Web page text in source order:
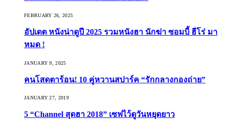
FEBRUARY 26, 2025
อัปเดต หนังน่าดูปี 2025 รวมหนังฮา นักฆ่า ซอมบี้ ฮีโร่ มา
หมด !
JANUARY 9, 2025
คนโสดตาร้อน! 10 คู่หวานสปาร์ค “รักกลางกองถ่าย”
JANUARY 27, 2019
5 “Channel สุดฮา 2018” เซฟไว้ดูวันหยุดยาว